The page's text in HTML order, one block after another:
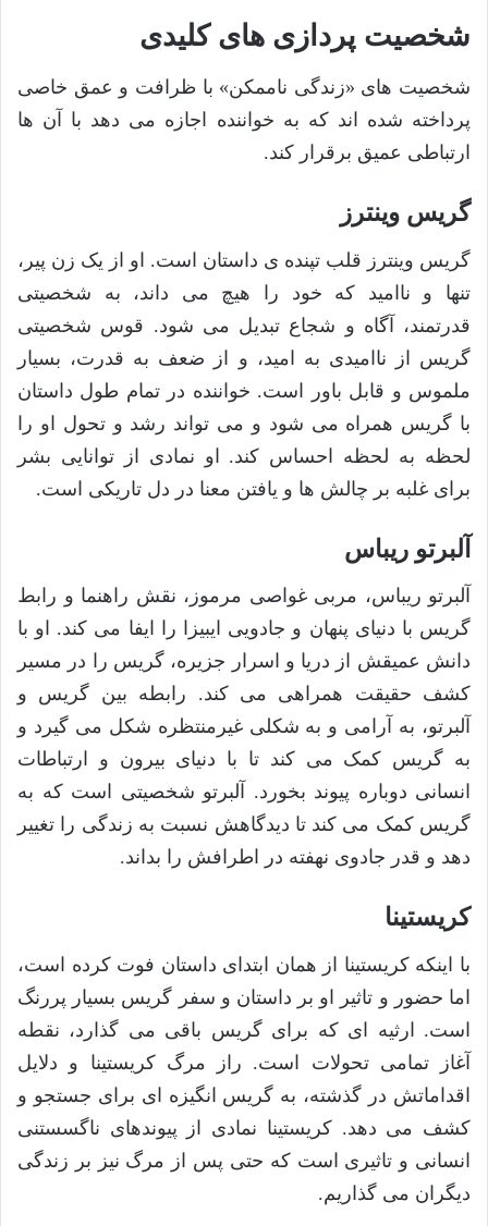
شخصیت پردازی های کلیدی
شخصیت های «زندگی ناممکن» با ظرافت و عمق خاصی
پرداخته شده اند که به خواننده اجازه می دهد با آن ها
ارتباطی عمیق برقرار کند.
گریس وینترز
گریس وینترز قلب تپنده ی داستان است. او از یک زن پیر،
تنها و ناامید که خود را هیچ می داند، به شخصیتی
قدرتمند، آگاه و شجاع تبدیل می شود. قوس شخصیتی
گریس از ناامیدی به امید، و از ضعف به قدرت، بسیار
ملموس و قابل باور است. خواننده در تمام طول داستان
با گریس همراه می شود و می تواند رشد و تحول او را
لحظه به لحظه احساس کند. او نمادی از توانایی بشر
برای غلبه بر چالش ها و یافتن معنا در دل تاریکی است.
آلبرتو ریباس
آلبرتو ریباس، مربی غواصی مرموز، نقش راهنما و رابط
گریس با دنیای پنهان و جادویی ایبیزا را ایفا می کند. او با
دانش عمیقش از دریا و اسرار جزیره، گریس را در مسیر
کشف حقیقت همراهی می کند. رابطه بین گریس و
آلبرتو، به آرامی و به شکلی غیرمنتظره شکل می گیرد و
به گریس کمک می کند تا با دنیای بیرون و ارتباطات
انسانی دوباره پیوند بخورد. آلبرتو شخصیتی است که به
گریس کمک می کند تا دیدگاهش نسبت به زندگی را تغییر
دهد و قدر جادوی نهفته در اطرافش را بداند.
کریستینا
با اینکه کریستینا از همان ابتدای داستان فوت کرده است،
اما حضور و تاثیر او بر داستان و سفر گریس بسیار پررنگ
است. ارثیه ای که برای گریس باقی می گذارد، نقطه
آغاز تمامی تحولات است. راز مرگ کریستینا و دلایل
اقداماتش در گذشته، به گریس انگیزه ای برای جستجو و
کشف می دهد. کریستینا نمادی از پیوندهای ناگسستنی
انسانی و تاثیری است که حتی پس از مرگ نیز بر زندگی
دیگران می گذاریم.